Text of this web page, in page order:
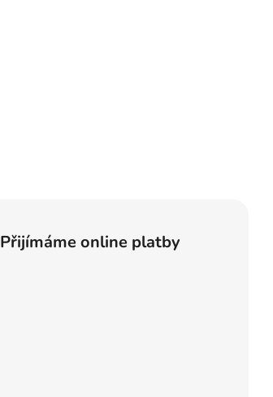
Přijímáme online platby